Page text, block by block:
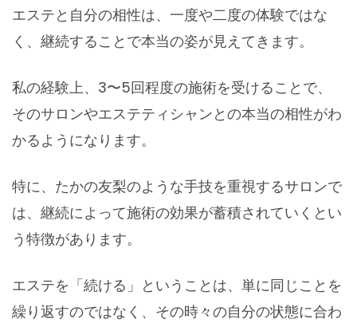
エステと自分の相性は、一度や二度の体験ではな
く、継続することで本当の姿が見えてきます。
私の経験上、3〜5回程度の施術を受けることで、
そのサロンやエステティシャンとの本当の相性がわ
かるようになります。
特に、たかの友梨のような手技を重視するサロンで
は、継続によって施術の効果が蓄積されていくとい
う特徴があります。
エステを「続ける」ということは、単に同じことを
繰り返すのではなく、その時々の自分の状態に合わ